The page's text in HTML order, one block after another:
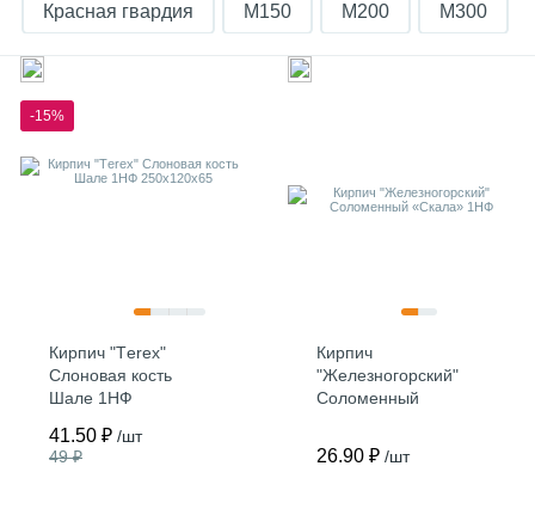
Красная гвардия М150 М200 М300
mattone
Абрикосовый
-15%
Кирпич "Тerex"
Слоновая кость
Шале 1НФ
41.50 ₽ /шт
49 ₽
Кирпич
"Железногорский"
Соломенный
26.90 ₽ /шт